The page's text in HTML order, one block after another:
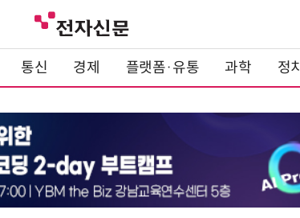
통신 경제 플랫폼·유통 과학 정